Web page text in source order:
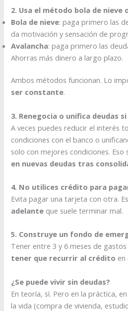
2. Usa el método bola de nieve
Bola de nieve: paga primero las
da motivación y sensación de
Avalancha: paga primero las
Ahorras más dinero a largo plazo.
Ambos métodos funcionan. Lo
ser constante.
3. Renegocia o unifica deudas
A veces puedes reducir el interés
condiciones con el banco o
solo con mejores condiciones. Eso
en nuevas deudas tras
4. No utilices crédito para
Evita pagar una tarjeta con otra.
adelante que suele terminar mal.
5. Construye un fondo de
Tener entre 3 y 6 meses de
tener que recurrir al crédito en
¿Se puede vivir sin deudas?
En teoría, sí. Pero en la práctica,
la vida (compra de vivienda,